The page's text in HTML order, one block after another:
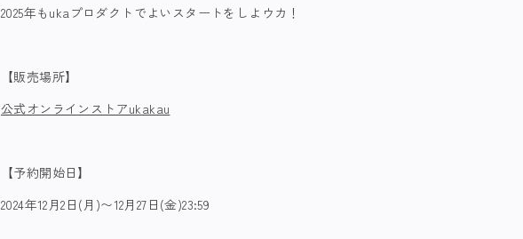
2025年もukaプロダクトでよいスタートをしよウカ！
【販売場所】
公式オンラインストアukakau
【予約開始日】
2024年12月2日(月)〜12月27日(金)23:59